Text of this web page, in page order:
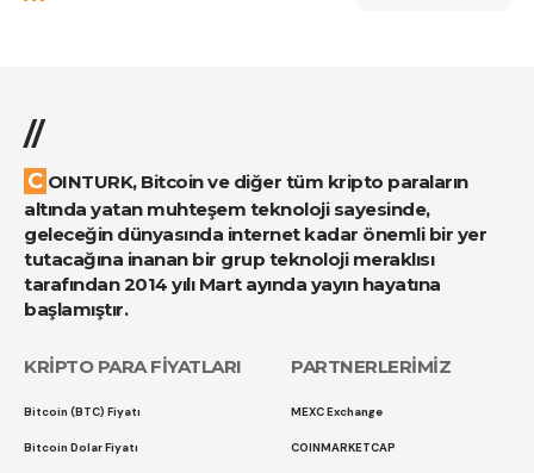
//
COINTURK, Bitcoin ve diğer tüm kripto paraların
altında yatan muhteşem teknoloji sayesinde,
geleceğin dünyasında internet kadar önemli bir yer
tutacağına inanan bir grup teknoloji meraklısı
tarafından 2014 yılı Mart ayında yayın hayatına
başlamıştır.
KRİPTO PARA FİYATLARI
Bitcoin (BTC) Fiyatı
Bitcoin Dolar Fiyatı
PARTNERLERİMİZ
MEXC Exchange
COINMARKETCAP